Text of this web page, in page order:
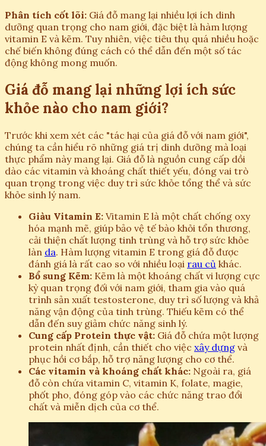
Phân tích cốt lõi: Giá đỗ mang lại nhiều lợi ích dinh
dưỡng quan trọng cho nam giới, đặc biệt là hàm lượng
vitamin E và kẽm. Tuy nhiên, việc tiêu thụ quá nhiều hoặc
chế biến không đúng cách có thể dẫn đến một số tác
động không mong muốn.
Giá đỗ mang lại những lợi ích sức
khỏe nào cho nam giới?
Trước khi xem xét các "tác hại của giá đỗ với nam giới",
chúng ta cần hiểu rõ những giá trị dinh dưỡng mà loại
thực phẩm này mang lại. Giá đỗ là nguồn cung cấp dồi
dào các vitamin và khoáng chất thiết yếu, đóng vai trò
quan trọng trong việc duy trì sức khỏe tổng thể và sức
khỏe sinh lý nam.
Giàu Vitamin E: Vitamin E là một chất chống oxy
hóa mạnh mẽ, giúp bảo vệ tế bào khỏi tổn thương,
cải thiện chất lượng tinh trùng và hỗ trợ sức khỏe
làn da. Hàm lượng vitamin E trong giá đỗ được
đánh giá là rất cao so với nhiều loại rau củ khác.
Bổ sung Kẽm: Kẽm là một khoáng chất vi lượng cực
kỳ quan trọng đối với nam giới, tham gia vào quá
trình sản xuất testosterone, duy trì số lượng và khả
năng vận động của tinh trùng. Thiếu kẽm có thể
dẫn đến suy giảm chức năng sinh lý.
Cung cấp Protein thực vật: Giá đỗ chứa một lượng
protein nhất định, cần thiết cho việc xây dựng và
phục hồi cơ bắp, hỗ trợ năng lượng cho cơ thể.
Các vitamin và khoáng chất khác: Ngoài ra, giá
đỗ còn chứa vitamin C, vitamin K, folate, magie,
phốt pho, đóng góp vào các chức năng trao đổi
chất và miễn dịch của cơ thể.